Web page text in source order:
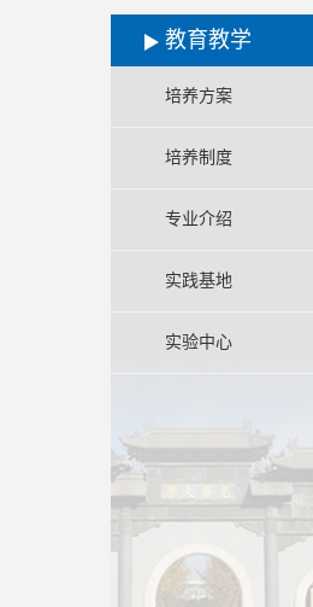
教育教学
培养方案
培养制度
专业介绍
实践基地
实验中心